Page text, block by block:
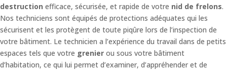
destruction efficace, sécurisée, et rapide de votre nid de frelons.
Nos techniciens sont équipés de protections adéquates qui les
sécurisent et les protègent de toute piqûre lors de l’inspection de
votre bâtiment. Le technicien a l’expérience du travail dans de petits
espaces tels que votre grenier ou sous votre bâtiment
d’habitation, ce qui lui permet d’examiner, d’appréhender et de